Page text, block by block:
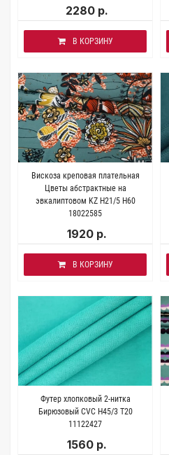
2280 р.
В КОРЗИНУ
Вискоза креповая плательная
Цветы абстрактные на
эвкалиптовом KZ H21/5 H60
18022585
1920 р.
В КОРЗИНУ
Футер хлопковый 2-нитка
Бирюзовый CVC H45/3 Т20
11122427
1560 р.